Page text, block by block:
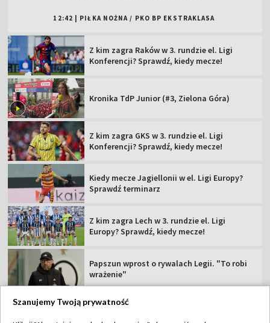
12:42 PIŁKA NOŻNA / PKO BP EKSTRAKLASA
Z kim zagra Raków w 3. rundzie el. Ligi
Konferencji? Sprawdź, kiedy mecze!
Kronika TdP Junior (#3, Zielona Góra)
Z kim zagra GKS w 3. rundzie el. Ligi
Konferencji? Sprawdź, kiedy mecze!
Kiedy mecze Jagiellonii w el. Ligi Europy?
Sprawdź terminarz
Z kim zagra Lech w 3. rundzie el. Ligi
Europy? Sprawdź, kiedy mecze!
Papszun wprost o rywalach Legii. "To robi
wrażenie"
Szanujemy Twoją prywatność